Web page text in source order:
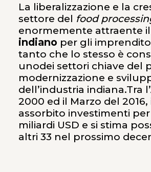
La liberalizzazione e la
settore del food
enormemente attraente il
indiano per gli
tanto che lo stesso è
unodei settori chiave del
modernizzazione e
dell’industria indiana.Tra
2000 ed il Marzo del
assorbito investimenti per
miliardi USD e si stima
altri 33 nel prossimo